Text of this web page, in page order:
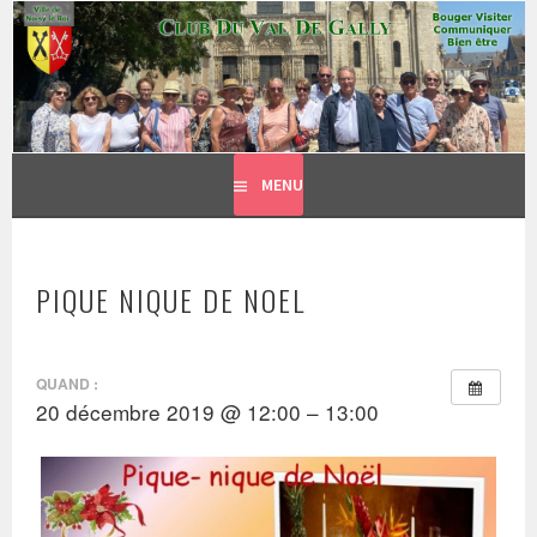
Aller
contenu
principal
CLUB DU VAL DE GALLY
BOUGER, VISITER, COMMUNIQUER = BIEN ÊTRE
MENU
PIQUE NIQUE DE NOEL
QUAND :
20 décembre 2019 @ 12:00 – 13:00